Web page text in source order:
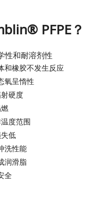
PFPE？
性和耐溶剂性
和橡胶不发生反应
氧呈惰性
硬度
度范围
低
洗性能
润滑脂
全